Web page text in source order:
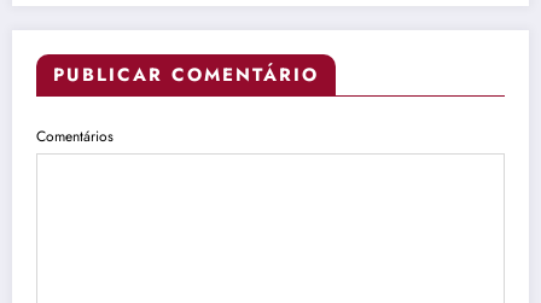
PUBLICAR COMENTÁRIO
Comentários